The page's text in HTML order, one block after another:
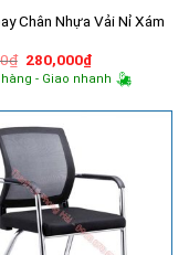
Chân Nhựa Vải Nỉ Xám
₫ Giá
gốc
là:
280,000₫Giá
hiện
tại
280,000₫.
hàng - Giao nhanh